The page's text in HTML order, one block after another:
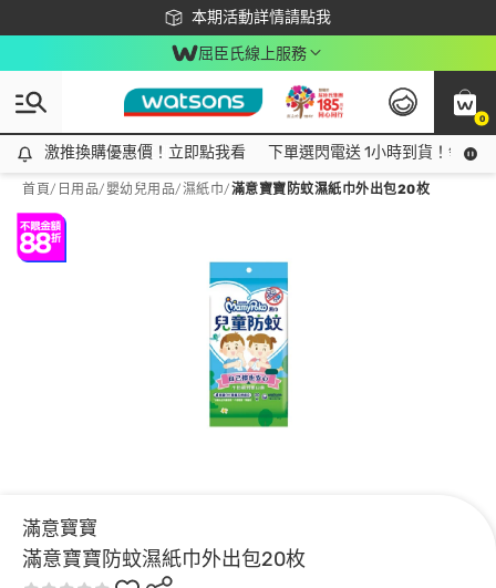
本期活動詳情請點我
下載app最高回饋$350
屈臣氏線上服務
0
激推換購優惠價！立即點我看
激推換購優惠價！立即點我看 下單選閃電送 1小時到貨！領神
首頁/ 日用品/嬰幼兒用品/濕紙巾/滿意寶寶防蚊濕紙巾外出包20枚
滿意寶寶
滿意寶寶防蚊濕紙巾外出包20枚